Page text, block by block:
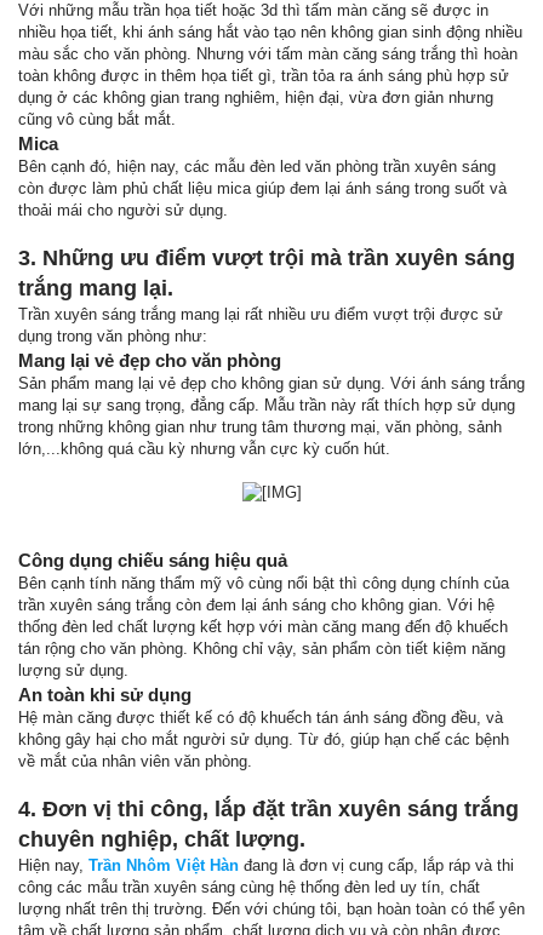
Với những mẫu trần họa tiết hoặc 3d thì tấm màn căng sẽ được in
nhiều họa tiết, khi ánh sáng hắt vào tạo nên không gian sinh động nhiều
màu sắc cho văn phòng. Nhưng với tấm màn căng sáng trắng thì hoàn
toàn không được in thêm họa tiết gì, trần tỏa ra ánh sáng phù hợp sử
dụng ở các không gian trang nghiêm, hiện đại, vừa đơn giản nhưng
cũng vô cùng bắt mắt.
Mica
Bên cạnh đó, hiện nay, các mẫu đèn led văn phòng trần xuyên sáng
còn được làm phủ chất liệu mica giúp đem lại ánh sáng trong suốt và
thoải mái cho người sử dụng.
3. Những ưu điểm vượt trội mà trần xuyên sáng
trắng mang lại.
Trần xuyên sáng trắng mang lại rất nhiều ưu điểm vượt trội được sử
dụng trong văn phòng như:
Mang lại vẻ đẹp cho văn phòng
Sản phẩm mang lại vẻ đẹp cho không gian sử dụng. Với ánh sáng trắng
mang lại sự sang trọng, đẳng cấp. Mẫu trần này rất thích hợp sử dụng
trong những không gian như trung tâm thương mại, văn phòng, sảnh
lớn,...không quá cầu kỳ nhưng vẫn cực kỳ cuốn hút.
Công dụng chiếu sáng hiệu quả
Bên cạnh tính năng thẩm mỹ vô cùng nổi bật thì công dụng chính của
trần xuyên sáng trắng còn đem lại ánh sáng cho không gian. Với hệ
thống đèn led chất lượng kết hợp với màn căng mang đến độ khuếch
tán rộng cho văn phòng. Không chỉ vậy, sản phẩm còn tiết kiệm năng
lượng sử dụng.
An toàn khi sử dụng
Hệ màn căng được thiết kế có độ khuếch tán ánh sáng đồng đều, và
không gây hại cho mắt người sử dụng. Từ đó, giúp hạn chế các bệnh
về mắt của nhân viên văn phòng.
4. Đơn vị thi công, lắp đặt trần xuyên sáng trắng
chuyên nghiệp, chất lượng.
Hiện nay, Trần Nhôm Việt Hàn đang là đơn vị cung cấp, lắp ráp và thi
công các mẫu trần xuyên sáng cùng hệ thống đèn led uy tín, chất
lượng nhất trên thị trường. Đến với chúng tôi, bạn hoàn toàn có thể yên
tâm về chất lượng sản phẩm, chất lượng dịch vụ và còn nhận được